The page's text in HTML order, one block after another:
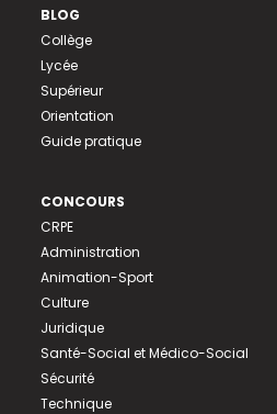
BLOG
Collège
Lycée
Supérieur
Orientation
Guide pratique
CONCOURS
CRPE
Administration
Animation-Sport
Culture
Juridique
Santé-Social et Médico-Social
Sécurité
Technique